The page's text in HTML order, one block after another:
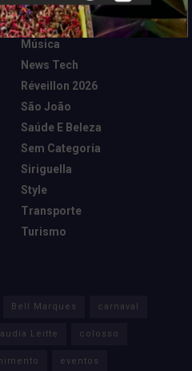
Marketing E Negócios
Música
News Tech
Réveillon 2026
São João
Saúde E Beleza
Sem Categoria
Siriguella
Style
Transporte
Turismo
Bell Marques carnaval
Leitte colosso
eventos